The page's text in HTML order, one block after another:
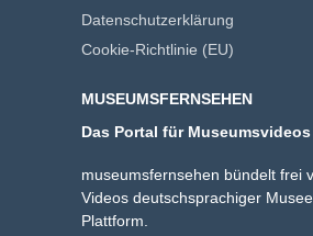
Datenschutzerklärung
Cookie-Richtlinie (EU)
MUSEUMSFERNSEHEN
Das Portal für Museumsvideos
museumsfernsehen bündelt frei
Videos deutschsprachiger
Plattform.